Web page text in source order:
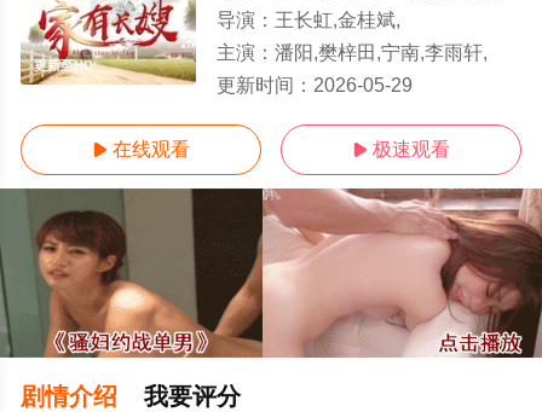
更新至HD
导演： 王长虹,金桂斌,
主演： 潘阳,樊梓田,宁南,李雨轩,
更新时间： 2026-05-29
 在线观看  极速观看
剧情介绍 我要评分